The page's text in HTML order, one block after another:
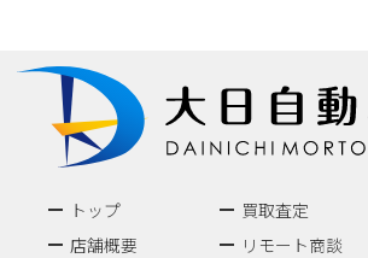
トップ
店舗概要
買取査定
リモート商談